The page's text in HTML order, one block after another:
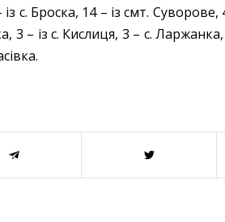
с. Броска, 14 – із смт. Суворове,
3 – із с. Кислиця, 3 – с.